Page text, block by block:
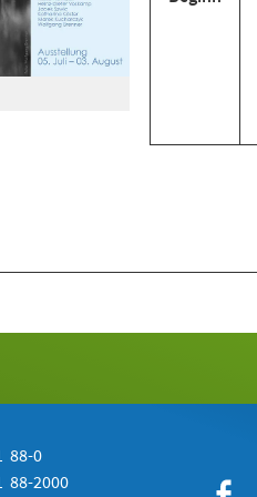
88-0
88-2000